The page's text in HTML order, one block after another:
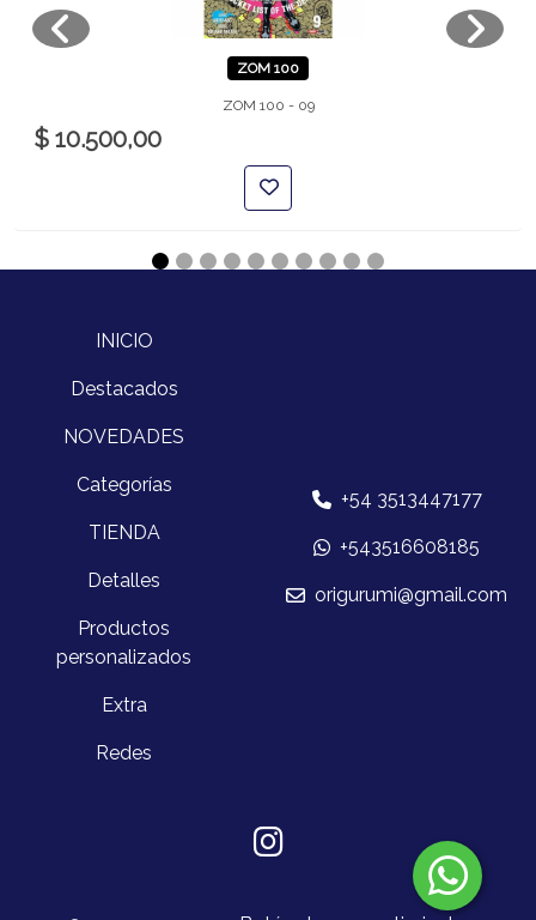
ZOM 100
ZOM 100 - 09
$ 10.500,00
INICIO
Destacados
NOVEDADES
Categorías
TIENDA
Detalles
Productos
personalizados
Extra
Redes
+54 3513447177
+543516608185
origurumi@gmail.com